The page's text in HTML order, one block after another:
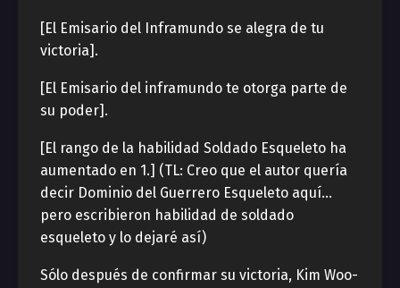
[El Emisario del Inframundo se alegra de tu
victoria].
[El Emisario del inframundo te otorga parte de
su poder].
[El rango de la habilidad Soldado Esqueleto ha
aumentado en 1.] (TL: Creo que el autor quería
decir Dominio del Guerrero Esqueleto aquí…
pero escribieron habilidad de soldado
esqueleto y lo dejaré así)
Sólo después de confirmar su victoria, Kim Woo-